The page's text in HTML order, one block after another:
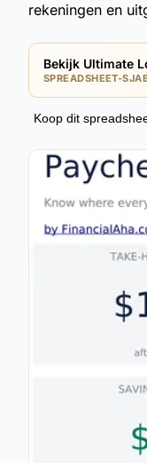
rekeningen en
Bekijk Ultimate
SPREADSHEET-
Koop dit